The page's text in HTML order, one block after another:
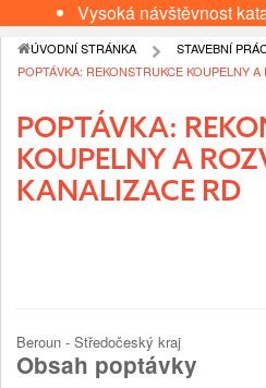
Vysoká návštěvnost
ÚVODNÍ STRÁNKA
STAVEBNÍ
POPTÁVKA: REKONSTRUKCE KOUPELNY
POPTÁVKA:
KOUPELNY A
KANALIZACE RD
Beroun - Středočeský kraj
Obsah poptávky